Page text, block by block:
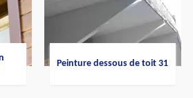
Peinture dessous de toit 31